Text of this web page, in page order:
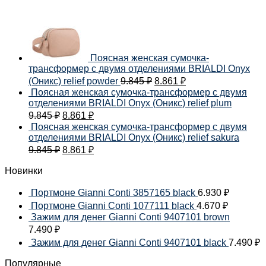
Поясная женская сумочка-
трансформер с двумя отделениями BRIALDI Onyx
(Оникс) relief powder 9.845₽ 8.861 ₽
Поясная женская сумочка-трансформер с двумя
отделениями BRIALDI Onyx (Оникс) relief plum
9.845₽ 8.861 ₽
Поясная женская сумочка-трансформер с двумя
отделениями BRIALDI Onyx (Оникс) relief sakura
9.845₽ 8.861 ₽
Новинки
Портмоне Gianni Conti 3857165 black 6.930 ₽
Портмоне Gianni Conti 1077111 black 4.670 ₽
Зажим для денег Gianni Conti 9407101 brown
7.490 ₽
Зажим для денег Gianni Conti 9407101 black 7.490 ₽
Популярные